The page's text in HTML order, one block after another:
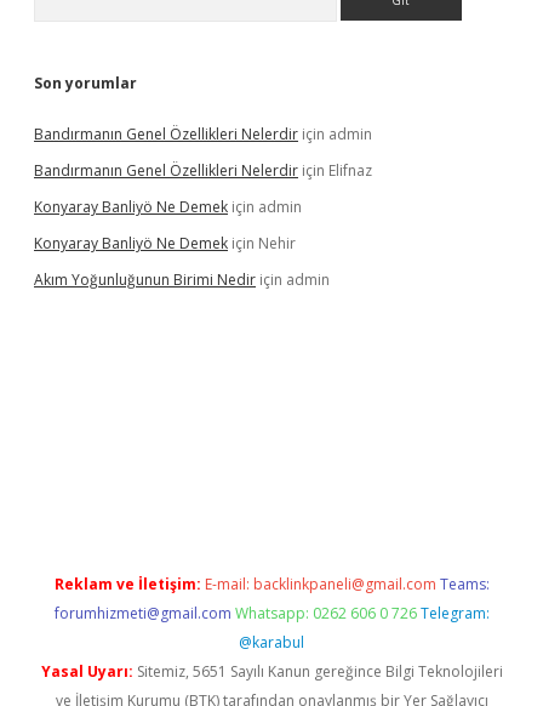
Son yorumlar
Bandırmanın Genel Özellikleri Nelerdir için admin
Bandırmanın Genel Özellikleri Nelerdir için Elifnaz
Konyaray Banliyö Ne Demek için admin
Konyaray Banliyö Ne Demek için Nehir
Akım Yoğunluğunun Birimi Nedir için admin
Reklam ve İletişim: E-mail: backlinkpaneli@gmail.com Teams:
forumhizmeti@gmail.com Whatsapp: 0262 606 0 726 Telegram:
@karabul
Yasal Uyarı: Sitemiz, 5651 Sayılı Kanun gereğince Bilgi Teknolojileri
ve İletişim Kurumu (BTK) tarafından onaylanmış bir Yer Sağlayıcı